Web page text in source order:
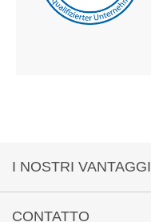
I NOSTRI VANTAGGI
CONTATTO